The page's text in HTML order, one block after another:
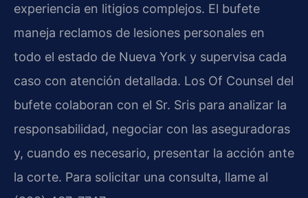
experiencia en litigios complejos. El bufete
maneja reclamos de lesiones personales en
todo el estado de Nueva York y supervisa cada
caso con atención detallada. Los Of Counsel del
bufete colaboran con el Sr. Sris para analizar la
responsabilidad, negociar con las aseguradoras
y, cuando es necesario, presentar la acción ante
la corte. Para solicitar una consulta, llame al